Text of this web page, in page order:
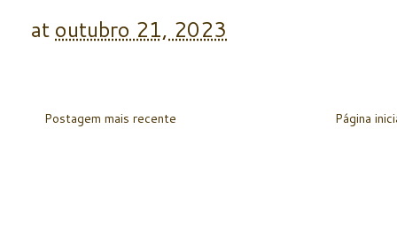
at outubro 21, 2023
Postagem mais recente Página